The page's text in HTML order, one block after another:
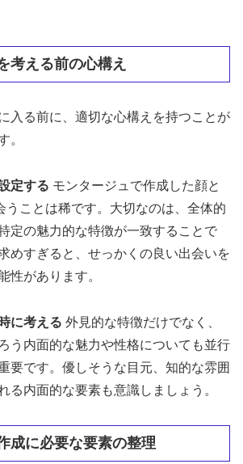
考える前の心構え
入る前に、適切な心構えを持つことが
。
定する モンタージュで作成した顔と
うことは稀です。大切なのは、全体的
定の魅力的な特徴が一致することで
めすぎると、せっかくの良い出会いを
性があります。
に考える 外見的な特徴だけでなく、
う内面的な魅力や性格についても並行
要です。優しそうな目元、知的な雰囲
る内面的な要素も意識しましょう。
成に必要な要素の整理